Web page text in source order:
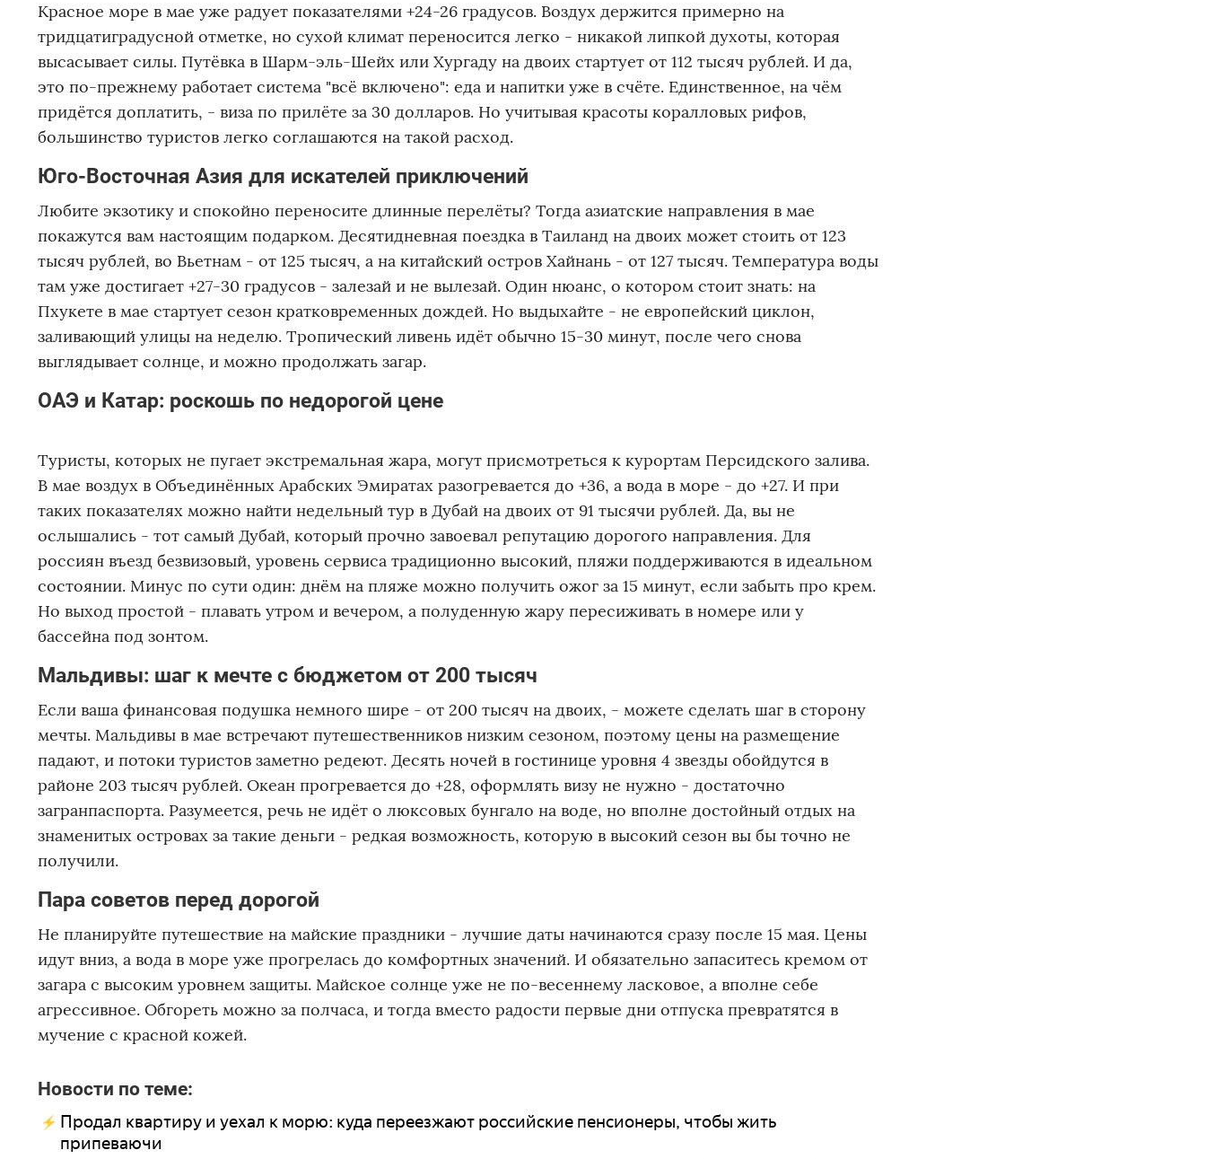
Красное море в мае уже радует показателями +24-26 градусов. Воздух держится примерно на
тридцатиградусной отметке, но сухой климат переносится легко - никакой липкой духоты, которая
высасывает силы. Путёвка в Шарм-эль-Шейх или Хургаду на двоих стартует от 112 тысяч рублей. И да,
это по-прежнему работает система "всё включено": еда и напитки уже в счёте. Единственное, на чём
придётся доплатить, - виза по прилёте за 30 долларов. Но учитывая красоты коралловых рифов,
большинство туристов легко соглашаются на такой расход.
Юго-Восточная Азия для искателей приключений
Любите экзотику и спокойно переносите длинные перелёты? Тогда азиатские направления в мае
покажутся вам настоящим подарком. Десятидневная поездка в Таиланд на двоих может стоить от 123
тысяч рублей, во Вьетнам - от 125 тысяч, а на китайский остров Хайнань - от 127 тысяч. Температура воды
там уже достигает +27-30 градусов - залезай и не вылезай. Один нюанс, о котором стоит знать: на
Пхукете в мае стартует сезон кратковременных дождей. Но выдыхайте - не европейский циклон,
заливающий улицы на неделю. Тропический ливень идёт обычно 15-30 минут, после чего снова
выглядывает солнце, и можно продолжать загар.
ОАЭ и Катар: роскошь по недорогой цене
Туристы, которых не пугает экстремальная жара, могут присмотреться к курортам Персидского залива.
В мае воздух в Объединённых Арабских Эмиратах разогревается до +36, а вода в море - до +27. И при
таких показателях можно найти недельный тур в Дубай на двоих от 91 тысячи рублей. Да, вы не
ослышались - тот самый Дубай, который прочно завоевал репутацию дорогого направления. Для
россиян въезд безвизовый, уровень сервиса традиционно высокий, пляжи поддерживаются в идеальном
состоянии. Минус по сути один: днём на пляже можно получить ожог за 15 минут, если забыть про крем.
Но выход простой - плавать утром и вечером, а полуденную жару пересиживать в номере или у
бассейна под зонтом.
Мальдивы: шаг к мечте с бюджетом от 200 тысяч
Если ваша финансовая подушка немного шире - от 200 тысяч на двоих, - можете сделать шаг в сторону
мечты. Мальдивы в мае встречают путешественников низким сезоном, поэтому цены на размещение
падают, и потоки туристов заметно редеют. Десять ночей в гостинице уровня 4 звезды обойдутся в
районе 203 тысяч рублей. Океан прогревается до +28, оформлять визу не нужно - достаточно
загранпаспорта. Разумеется, речь не идёт о люксовых бунгало на воде, но вполне достойный отдых на
знаменитых островах за такие деньги - редкая возможность, которую в высокий сезон вы бы точно не
получили.
Пара советов перед дорогой
Не планируйте путешествие на майские праздники - лучшие даты начинаются сразу после 15 мая. Цены
идут вниз, а вода в море уже прогрелась до комфортных значений. И обязательно запаситесь кремом от
загара с высоким уровнем защиты. Майское солнце уже не по-весеннему ласковое, а вполне себе
агрессивное. Обгореть можно за полчаса, и тогда вместо радости первые дни отпуска превратятся в
мучение с красной кожей.
Новости по теме:
Продал квартиру и уехал к морю: куда переезжают российские пенсионеры, чтобы жить
припеваючи